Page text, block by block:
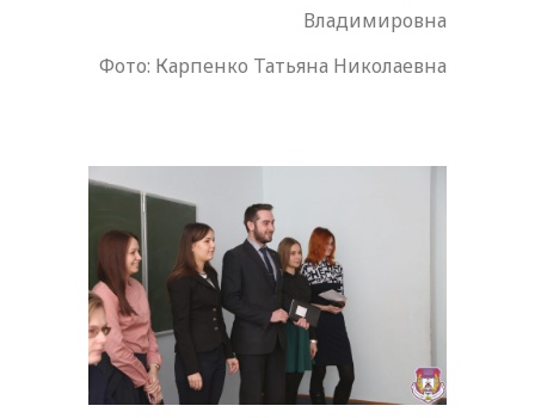
Владимировна
Фото: Карпенко Татьяна Николаевна